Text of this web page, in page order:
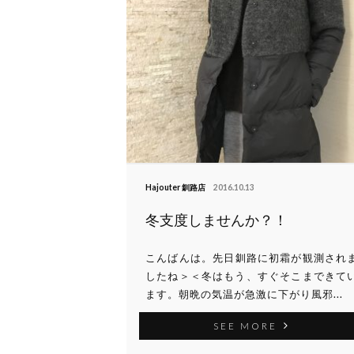
Hajouter 釧路店 2016.10.13
冬支度しませんか？！
こんばんは。先日釧路に初霜が観測され
したね＞＜冬はもう、すぐそこまできて
ます。朝晩の気温が急激に下がり風邪...
SEE MORE